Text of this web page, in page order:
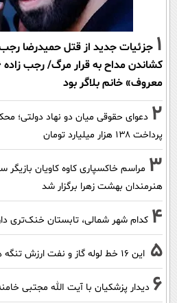
1 جزئیات جدید از قتل حمیدرضا رجب
معروف» خانم بلاگر بود
2 دعوای حقوقی میان دو نهاد دولتی؛
پرداخت ۱۳۸ هزار میلیارد تومان
3 مراسم خاکسپاری کاوه کاویان بازیگر
هنرمندان بهشت زهرا برگزار شد
4 کدام شهر شمالی، تابستان خنک‌تری
5 این 16 خط لوله گاز و نفت ارزش تنگه هرمز را به سمت صفر می برند
6 دیدار پزشکیان با آیت الله مجتبی